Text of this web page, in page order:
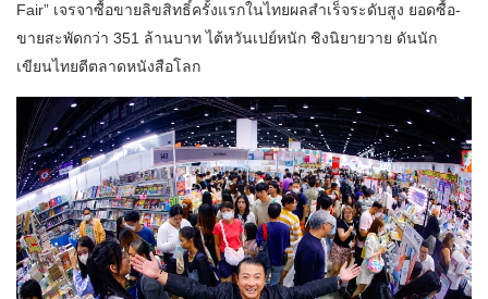
Fair” เจรจาซื้อขายลิขสิทธิ์ครั้งแรกในไทยผลสำเร็จระดับสูง ยอดซื้อ-
ขายสะพัดกว่า 351 ล้านบาท ไต้หวันเปย์หนัก ชิงนิยายวาย ดันนัก
เขียนไทยตีตลาดหนังสือโลก